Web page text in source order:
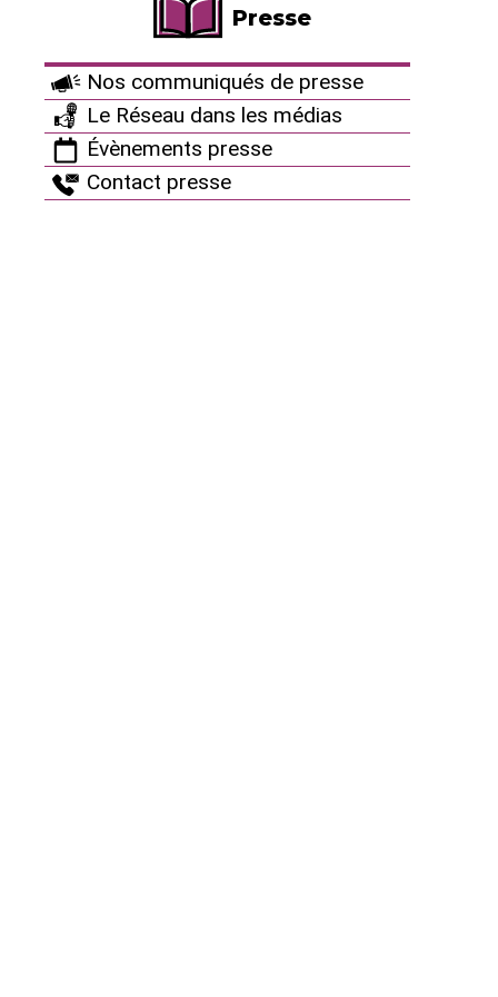
Presse
Nos communiqués de presse
Le Réseau dans les médias
Évènements presse
Contact presse
seuil représentant le quarantième de la limite
réglementaire fixée à 20 mSv par an pour les
travailleurs du nucléaire. Un suivi médical a été
programmé sur trois jours pour s’assurer de
l’élimination naturelle de ces traces.
Cet événement est lié à la mise en suspension de
poussières radioactives qui se trouvaient sur le